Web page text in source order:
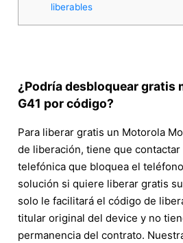
liberables
¿Podría desbloquear gratis
G41 por código?
Para liberar gratis un Motorola
de liberación, tiene que contactar
telefónica que bloquea el
solución si quiere liberar gratis
solo le facilitará el código de
titular original del device y no
permanencia del contrato.